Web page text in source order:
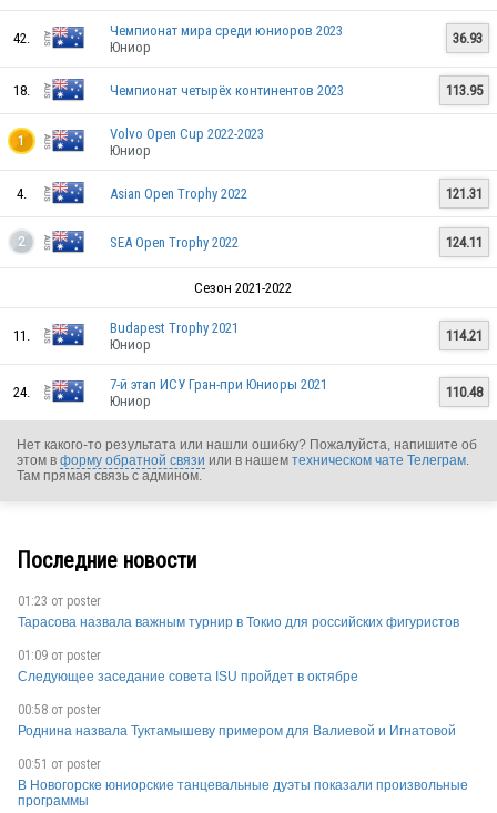
AUS
42.
AUS
Чемпионат мира среди юниоров 2023
Юниор
36.93
18. Чемпионат четырёх континентов 2023 113.95
1
Volvo Open Cup 2022-2023
Юниор
4. Asian Open Trophy 2022 121.31
2 SEA Open Trophy 2022 124.11
Сезон 2021-2022
11.
Budapest Trophy 2021
Юниор
114.21
24.
7-й этап ИСУ Гран-при Юниоры 2021
Юниор
110.48
Нет какого-то результата или нашли ошибку? Пожалуйста, напишите об
этом в форму обратной связи или в нашем техническом чате Телеграм
Там прямая связь с админом.
Последние новости
01:23 от poster
Тарасова назвала важным турнир в Токио для российских фигуристов
01:09 от poster
Следующее заседание совета ISU пройдет в октябре
00:58 от poster
Роднина назвала Туктамышеву примером для Валиевой и Игнатовой
00:51 от poster
В Новогорске юниорские танцевальные дуэты показали произвольные
программы